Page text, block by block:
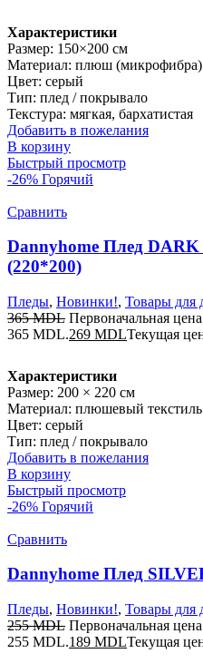
Характеристики
Размер: 150×200 см
Материал: плюш (микрофибра)
Цвет: серый
Тип: плед / покрывало
Текстура: мягкая, бархатистая
Добавить в пожелания
В корзину
Быстрый просмотр
-26% Горячий
Сравнить
Dannyhome Плед
(220*200)
Пледы, Новинки!, Товары для
365MDL Первоначальная цена
365 MDL.269 MDLТекущая
Характеристики
Размер: 200 × 220 см
Материал: плюшевый текстиль
Цвет: серый
Тип: плед / покрывало
Добавить в пожелания
В корзину
Быстрый просмотр
-26% Горячий
Сравнить
Dannyhome Плед
Пледы, Новинки!, Товары для
255MDL Первоначальная цена
255 MDL.189 MDLТекущая